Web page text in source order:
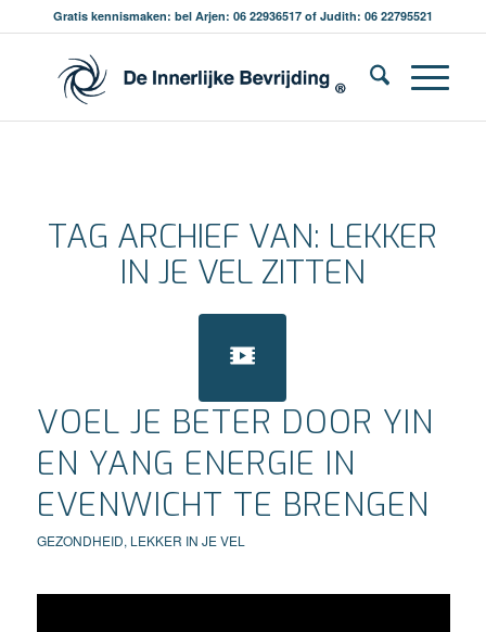
Gratis kennismaken: bel Arjen: 06 22936517 of Judith: 06 22795521
TAG ARCHIEF VAN: LEKKER
IN JE VEL ZITTEN
VOEL JE BETER DOOR YIN
EN YANG ENERGIE IN
EVENWICHT TE BRENGEN
GEZONDHEID, LEKKER IN JE VEL